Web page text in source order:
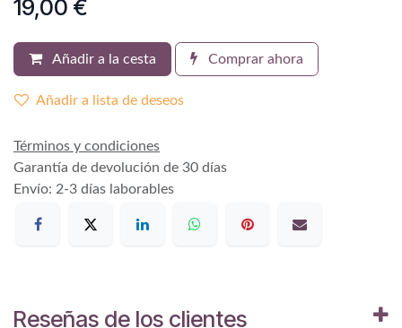
19,00 €
Añadir a la cesta Comprar ahora
Añadir a lista de deseos
Términos y condiciones
Garantía de devolución de 30 días
Envío: 2-3 días laborables
Reseñas de los clientes